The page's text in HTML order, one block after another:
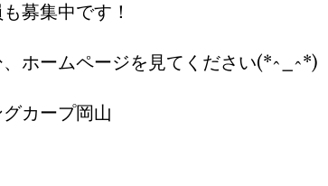
募集中です！
、ホームページを見てください(*^_^*)
カープ岡山